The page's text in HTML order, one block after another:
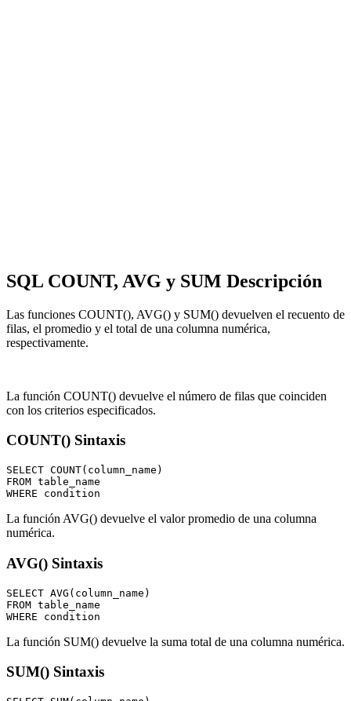
SQL COUNT, AVG y SUM Descripción
Las funciones COUNT(), AVG() y SUM() devuelven el recuento de
filas, el promedio y el total de una columna numérica,
respectivamente.
La función COUNT() devuelve el número de filas que coinciden
con los criterios especificados.
COUNT() Sintaxis
SELECT COUNT(column_name)
FROM table_name
La función AVG() devuelve el valor promedio de una columna
numérica.
AVG() Sintaxis
SELECT AVG(column_name)
FROM table_name
La función SUM() devuelve la suma total de una columna numérica.
SUM() Sintaxis